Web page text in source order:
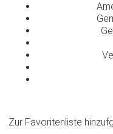
Zur Favoritenliste